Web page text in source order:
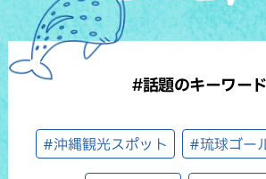
#話題のキーワード
#沖縄観光スポット #琉球ゴー